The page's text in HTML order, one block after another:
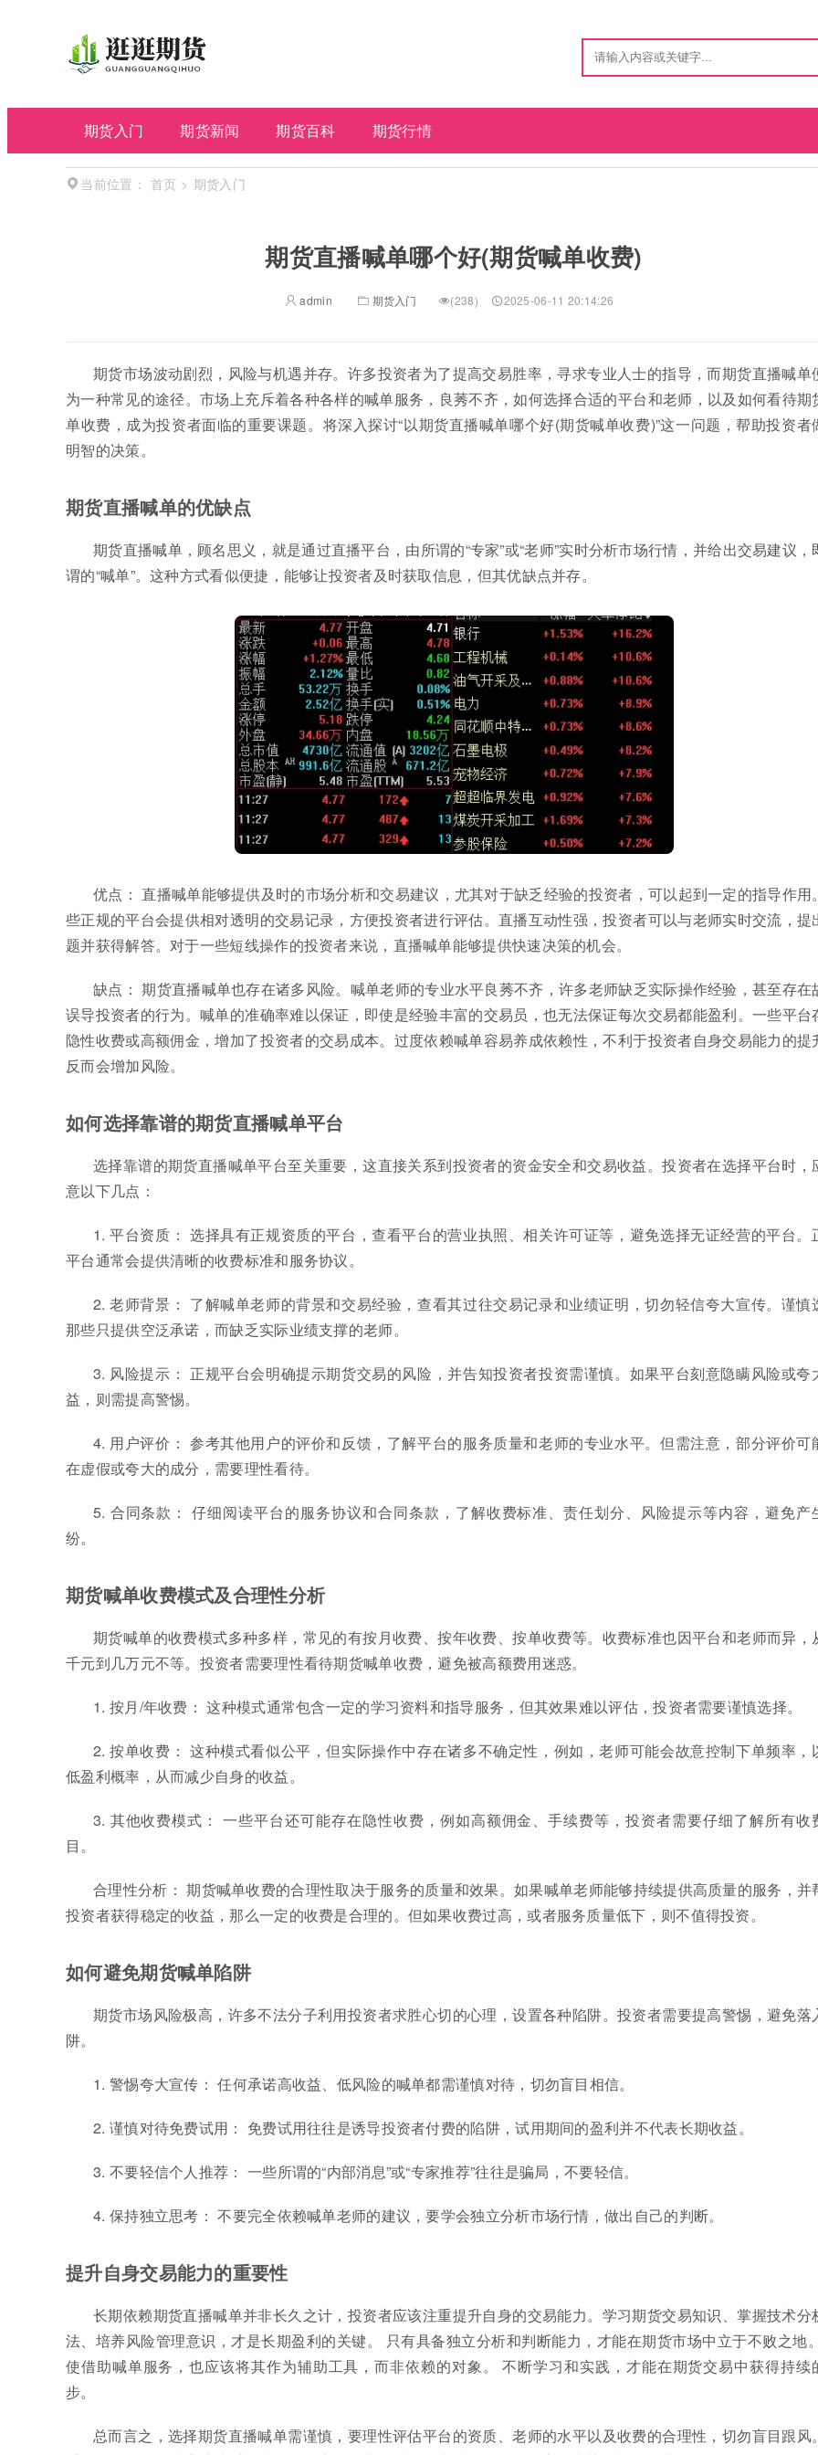
期货入门 期货新闻 期货百科 期货行情
当前位置： 首页 > 期货入门
期货直播喊单哪个好(期货喊单收费)
admin 期货入门 (238) 2025-06-11 20:14:26
期货市场波动剧烈，风险与机遇并存。许多投资者为了提高交易胜率，寻求专业人士的指导，而期货直播喊单
为一种常见的途径。市场上充斥着各种各样的喊单服务，良莠不齐，如何选择合适的平台和老师，以及如何看待期
单收费，成为投资者面临的重要课题。将深入探讨“以期货直播喊单哪个好(期货喊单收费)”这一问题，帮助投资者
明智的决策。
期货直播喊单的优缺点
期货直播喊单，顾名思义，就是通过直播平台，由所谓的“专家”或“老师”实时分析市场行情，并给出交易建议，
谓的“喊单”。这种方式看似便捷，能够让投资者及时获取信息，但其优缺点并存。
优点： 直播喊单能够提供及时的市场分析和交易建议，尤其对于缺乏经验的投资者，可以起到一定的指导作用
些正规的平台会提供相对透明的交易记录，方便投资者进行评估。直播互动性强，投资者可以与老师实时交流，提
题并获得解答。对于一些短线操作的投资者来说，直播喊单能够提供快速决策的机会。
缺点： 期货直播喊单也存在诸多风险。喊单老师的专业水平良莠不齐，许多老师缺乏实际操作经验，甚至存在
误导投资者的行为。喊单的准确率难以保证，即使是经验丰富的交易员，也无法保证每次交易都能盈利。一些平台
隐性收费或高额佣金，增加了投资者的交易成本。过度依赖喊单容易养成依赖性，不利于投资者自身交易能力的提
反而会增加风险。
如何选择靠谱的期货直播喊单平台
选择靠谱的期货直播喊单平台至关重要，这直接关系到投资者的资金安全和交易收益。投资者在选择平台时，
意以下几点：
1. 平台资质： 选择具有正规资质的平台，查看平台的营业执照、相关许可证等，避免选择无证经营的平台。
平台通常会提供清晰的收费标准和服务协议。
2. 老师背景： 了解喊单老师的背景和交易经验，查看其过往交易记录和业绩证明，切勿轻信夸大宣传。谨慎
那些只提供空泛承诺，而缺乏实际业绩支撑的老师。
3. 风险提示： 正规平台会明确提示期货交易的风险，并告知投资者投资需谨慎。如果平台刻意隐瞒风险或夸
益，则需提高警惕。
4. 用户评价： 参考其他用户的评价和反馈，了解平台的服务质量和老师的专业水平。但需注意，部分评价可
在虚假或夸大的成分，需要理性看待。
5. 合同条款： 仔细阅读平台的服务协议和合同条款，了解收费标准、责任划分、风险提示等内容，避免产
纷。
期货喊单收费模式及合理性分析
期货喊单的收费模式多种多样，常见的有按月收费、按年收费、按单收费等。收费标准也因平台和老师而异，
千元到几万元不等。投资者需要理性看待期货喊单收费，避免被高额费用迷惑。
1. 按月/年收费： 这种模式通常包含一定的学习资料和指导服务，但其效果难以评估，投资者需要谨慎选择。
2. 按单收费： 这种模式看似公平，但实际操作中存在诸多不确定性，例如，老师可能会故意控制下单频率，
低盈利概率，从而减少自身的收益。
3. 其他收费模式： 一些平台还可能存在隐性收费，例如高额佣金、手续费等，投资者需要仔细了解所有收
目。
合理性分析： 期货喊单收费的合理性取决于服务的质量和效果。如果喊单老师能够持续提供高质量的服务，并
投资者获得稳定的收益，那么一定的收费是合理的。但如果收费过高，或者服务质量低下，则不值得投资。
如何避免期货喊单陷阱
期货市场风险极高，许多不法分子利用投资者求胜心切的心理，设置各种陷阱。投资者需要提高警惕，避免落
阱。
1. 警惕夸大宣传： 任何承诺高收益、低风险的喊单都需谨慎对待，切勿盲目相信。
2. 谨慎对待免费试用： 免费试用往往是诱导投资者付费的陷阱，试用期间的盈利并不代表长期收益。
3. 不要轻信个人推荐： 一些所谓的“内部消息”或“专家推荐”往往是骗局，不要轻信。
4. 保持独立思考： 不要完全依赖喊单老师的建议，要学会独立分析市场行情，做出自己的判断。
提升自身交易能力的重要性
长期依赖期货直播喊单并非长久之计，投资者应该注重提升自身的交易能力。学习期货交易知识、掌握技术分
法、培养风险管理意识，才是长期盈利的关键。 只有具备独立分析和判断能力，才能在期货市场中立于不败之地
使借助喊单服务，也应该将其作为辅助工具，而非依赖的对象。 不断学习和实践，才能在期货交易中获得持续
步。
总而言之，选择期货直播喊单需谨慎，要理性评估平台的资质、老师的水平以及收费的合理性，切勿盲目跟风